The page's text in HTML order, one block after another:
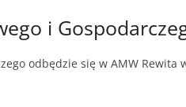
i
odbędzie się w AMW Rewita